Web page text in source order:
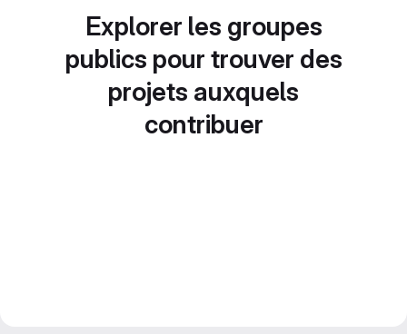
Explorer les groupes
publics pour trouver des
projets auxquels
contribuer